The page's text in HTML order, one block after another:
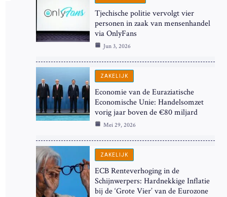
Tjechische politie vervolgt vier
personen in zaak van mensenhandel
via OnlyFans
Jun 3, 2026
ZAKELIJK
Economie van de Euraziatische
Economische Unie: Handelsomzet
vorig jaar boven de €80 miljard
Mei 29, 2026
ZAKELIJK
ECB Renteverhoging in de
Schijnwerpers: Hardnekkige Inflatie
bij de ‘Grote Vier’ van de Eurozone